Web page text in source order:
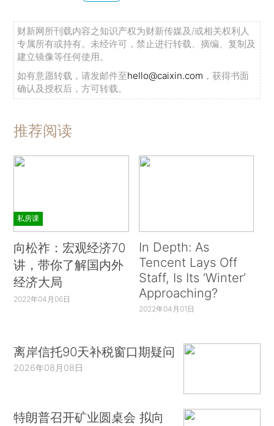
财新网所刊载内容之知识产权为财新传媒及/或相关权利人
专属所有或持有。未经许可，禁止进行转载、摘编、复制及
建立镜像等任何使用。
如有意愿转载，请发邮件至hello@caixin.com ，获得书面
确认及授权后，方可转载。
推荐阅读
私房课
向松祚：宏观经济70
讲，带你了解国内外
经济大局
2022年04月06日
In Depth: As
Tencent Lays Off
Staff, Is Its ‘Winter’
Approaching?
2022年04月01日
离岸信托90天补税窗口期疑问
2026年08月08日
特朗普召开矿业圆桌会 拟向